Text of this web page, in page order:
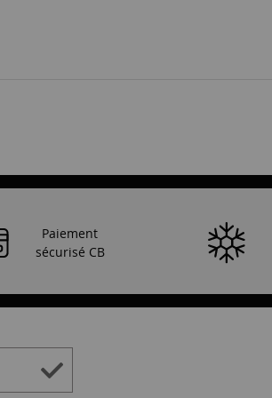
Paiement
sécurisé CB